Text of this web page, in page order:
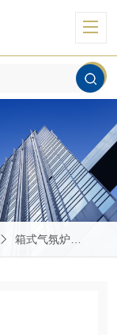
箱式气氛炉